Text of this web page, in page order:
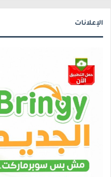
الإعلانات